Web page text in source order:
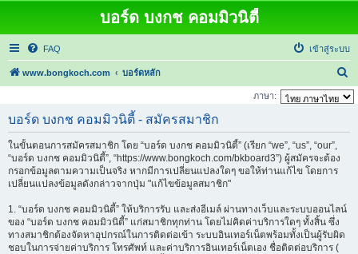
บอร์ด บงกช คอมมิวนิตี้
FAQ เข้าสู่ระบบ
www.bongkoch.com บอร์ดหลัก
น
ภาษา:
บอร์ด บงกช คอมมิวนิตี้ - สมัครสมาชิก
ในขั้นตอนการสมัครสมาชิก โดย “บอร์ด บงกช คอมมิวนิตี้” (เรียก “we”, “us”, “our”,
“บอร์ด บงกช คอมมิวนิตี้”, “https://www.bongkoch.com/bkboard3”) ผู้สมัครจะต้อง
กรอกข้อมูลตามความเป็นจริง หากมีการเปลี่ยนแปลงใดๆ ขอให้ท่านแก้ไข โดยการ
เปลี่ยนแปลงข้อมูลดังกล่าวจากปุ่ม "แก้ไขข้อมูลสมาชิก"
1. “บอร์ด บงกช คอมมิวนิตี้” ให้บริการรับ และส่งอีเมล์ ผ่านทางเว็บและระบบออนไลน์
ของ “บอร์ด บงกช คอมมิวนิตี้” แก่สมาชิกทุกท่าน โดยไม่คิดค่าบริการใดๆ ทั้งสิ้น ซึ่ง
ทางสมาชิกต้องจัดหาอุปกรณ์ในการติดต่อเข้า ระบบอินเทอร์เน็ตพร้อมทั้งเป็นผู้รับผิด
ชอบในการจ่ายค่าบริการ โทรศัพท์ และค่าบริการอินเทอร์เน็ตเอง ชื่อติดต่อบริการ (